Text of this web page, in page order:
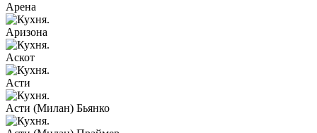
Арена
Аризона
Аскот
Асти
Асти (Милан) Бьянко